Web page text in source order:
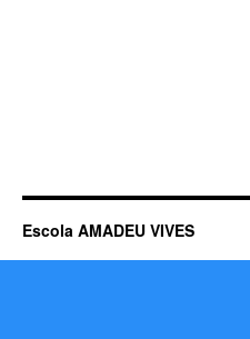
Escola AMADEU VIVES